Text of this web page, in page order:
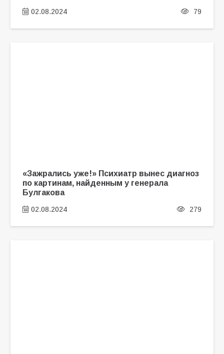
02.08.2024 79
«Зажрались уже!» Психиатр вынес диагноз
по картинам, найденным у генерала
Булгакова
02.08.2024 279